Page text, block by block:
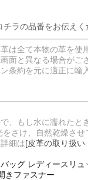
チラの品番をお伝えく
は全て本物の革を使
面と異なる場合がご
条約を元に適正に輸
、もし水に濡れたと
さけ、自然乾燥させ
細は[皮革の取り扱い
ッグ レディースリュ
きファスナー